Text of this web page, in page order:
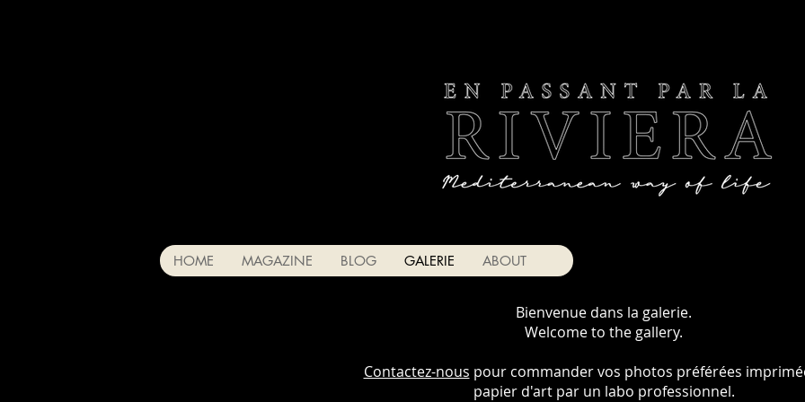
HOME MAGAZINE BLOG GALERIE ABOUT
Bienvenue dans la galerie.
Welcome to the gallery.
Contactez-nous pour commander vos photos préférées
papier d'art par un labo professionnel.